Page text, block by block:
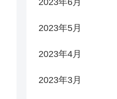
2023年5月
2023年4月
2023年3月